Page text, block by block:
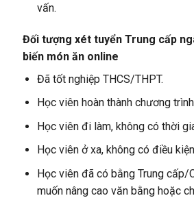
vấn.
Đối tượng xét tuyển Trung cấp
biến món ăn online
Đã tốt nghiệp THCS/THPT.
Học viên hoàn thành chương
Học viên đi làm, không có thời
Học viên ở xa, không có điều
Học viên đã có bằng Trung
muốn nâng cao văn bằng hoặc